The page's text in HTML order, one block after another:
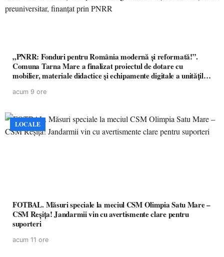
„PNRR: Fonduri pentru România modernă și reformată!”.
Comuna Tarna Mare a finalizat proiectul de dotare cu
mobilier, materiale didactice și echipamente digitale a unităților
acum 9 ore
LOCALE
FOTBAL. Măsuri speciale la meciul CSM Olimpia Satu Mare –
CSM Reșița! Jandarmii vin cu avertismente clare pentru
suporteri
acum 11 ore